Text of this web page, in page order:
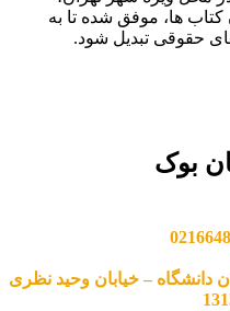
ها، موفق شده تا به
حقوقی تبدیل شود.
بوک
دانشگاه – خیابان وحید نظری